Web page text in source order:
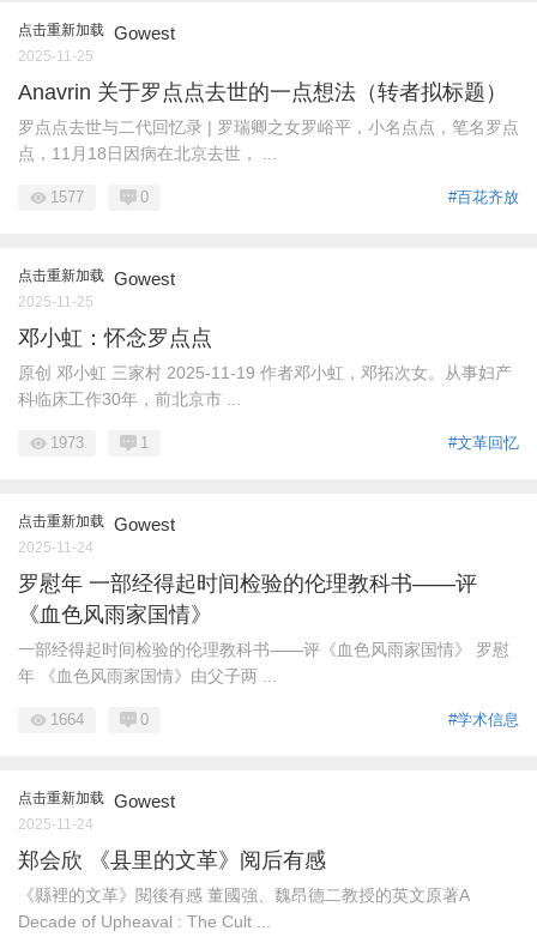
点击重新加载 Gowest
2025-11-25
Anavrin 关于罗点点去世的一点想法（转者拟标题）
罗点点去世与二代回忆录 | 罗瑞卿之女罗峪平，小名点点，笔名罗点
点，11月18日因病在北京去世， ...
#百花齐放
1577 0
点击重新加载 Gowest
2025-11-25
邓小虹：怀念罗点点
原创 邓小虹 三家村 2025-11-19 作者邓小虹，邓拓次女。从事妇产
科临床工作30年，前北京市 ...
#文革回忆
1973 1
点击重新加载 Gowest
2025-11-24
罗慰年 一部经得起时间检验的伦理教科书——评
《血色风雨家国情》
一部经得起时间检验的伦理教科书——评《血色风雨家国情》 罗慰
年 《血色风雨家国情》由父子两 ...
#学术信息
1664 0
点击重新加载 Gowest
2025-11-24
郑会欣 《县里的文革》阅后有感
《縣裡的文革》閱後有感 董國強、魏昂德二教授的英文原著A
Decade of Upheaval : The Cult ...